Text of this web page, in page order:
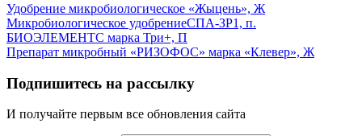
Удобрение микробиологическое «Жыцень», Ж
Микробиологическое удобрениеСПА-ЗР1, п.
БИОЭЛЕМЕНТС марка Три+, П
Препарат микробный «РИЗОФОС» марка «Клевер», Ж
Подпишитесь на рассылку
И получайте первым все обновления сайта